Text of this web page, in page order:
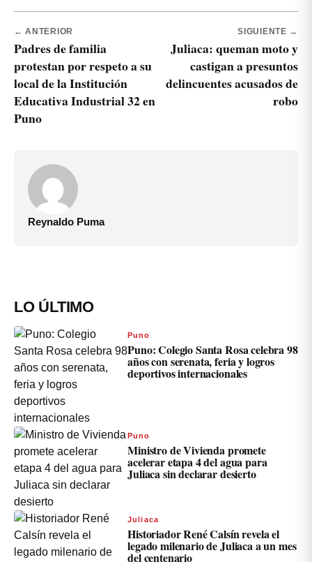
← ANTERIOR
Padres de familia
protestan por respeto a su
local de la Institución
Educativa Industrial 32 en
Puno
SIGUIENTE →
Juliaca: queman moto y
castigan a presuntos
delincuentes acusados de
robo
Reynaldo Puma
LO ÚLTIMO
Puno
Puno: Colegio Santa Rosa celebra 98
años con serenata, feria y logros
deportivos internacionales
Puno
Ministro de Vivienda promete
acelerar etapa 4 del agua para
Juliaca sin declarar desierto
Juliaca
Historiador René Calsín revela el
legado milenario de Juliaca a un mes
del centenario